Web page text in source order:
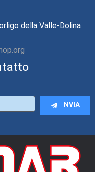
della Valle-Dolina
INVIA